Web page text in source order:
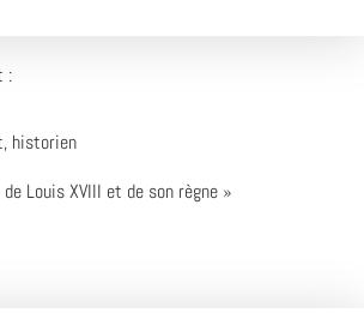
:
historien
Louis XVIII et de son règne »